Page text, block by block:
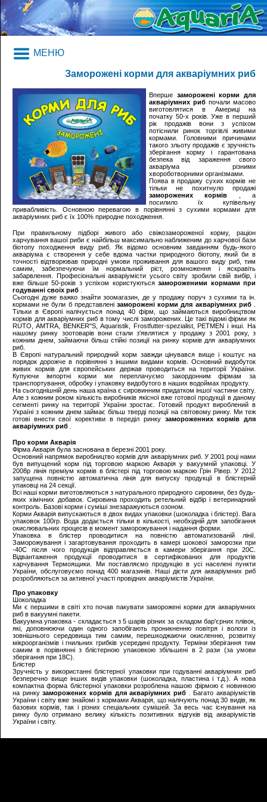
МЕНЮ
Заморожені корми для акваріумних риб
Вперше заморожені корми для
акваріумних риб почали масово
виготовлятися в Америці на
початку 50-х років. Уже в перший
рік продажів вони з успіхом
потіснили ринок торгівлі живими
кормами. Головними причинами
такого зльоту продажів є зручність
зберігання корму і гарантована
безпека від зараження свого
акваріума різними
хвороботворними організмами.
Поява в продажу сухих кормів не
тільки не похитнуло продажі
заморожених кормів
, а
посилило їх купівельну
привабливість. Основною перевагою в порівнянні з сухими кормами для
акваріумних риб є їх 100% природне походження.
При правильному підборі живого або свіжозамороженої корму, раціон
харчування вашої риби є найбільш максимально наближеним до харчової бази
біотопу походження виду риб. Як відомо основним завданням будь-якого
акваріума є створення у себе вдома частки природного біотопу, який би в
точності відтворював природні умови проживання для вашого виду риб, тим
самим, забезпечуючи їм нормальний ріст, розмноження і яскравіть
забарвлення. Професіональні акваріумісти усього світу зробили свій вибір, і
вже більше 50-років з успіхом користуються замороженими кормами при
годуванні своїх риб .
Сьогодні дуже важко знайти зоомагазин, де у продажу поруч з сухими та ін.
кормами не були б представлені заморожені корми для акваріумних риб .
Тільки в Європі налічується понад 40 фірм, що займаються виробництвом
кормів для акваріумних риб в тому числі заморожених. Це такі відомі фірми як
RUTO, AMTRA, BENKER"S, Aquaristik, Frostfutter-spezialist, PETMEN і інші. На
нашому ринку зоотоварів вони стали з'являтися у продажу з 2001 року, з
кожним днем, займаючи більш стійкі позиції на ринку кормів для акваріумних
риб.
В Європі натуральний природний корм завжди цінувався вище і коштує на
порядок дорожче в порівнянні з іншими видами кормів. Основний видобуток
живих кормів для європейських держав проводиться на території України.
Купуючи імпортні корми ми переплачуємо закордонним фірмам за
транспортування, обробку і упаковку видобутого в наших водоймах продукту.
На сьогоднішній день наша країна є сировинним придатком іншої частини світу.
Але з кожним роком кількість виробників якісної вже готової продукції в даному
сегменті ринку на території України зростає. Готовий продукт вироблений в
Україні з кожним днем займає більш тверді позиції на світовому ринку. Ми теж
готові внести свої корективи в переділ ринку замороженних кормів для
акваріумних риб .
Про корми Акварія
Фірма Акварія була заснована в березні 2001 року.
Основний напрямок виробництво кормів для акваріумних риб. У 2001 році нами
був випущений корм під торговою маркою Акварія у вакуумній упаковці. У
2008р лінія преміум кормів в блістері під торговою маркою Грін Рівер. У 2012
запущена повністю автоматична лінія для випуску продукції в блістерній
упаковці на 24 секції.
Всі наші корми виготовляються з натурального природного сировини, без будь-
яких хімічних добавок. Сировина проходить ретельний відбір і ветеринарний
контроль. Базові корми і суміші знезаражуються озоном.
Корми Акварія випускаються в двох видах упаковки (шоколадка і блістер). Вага
упаковок 100гр. Вода додається тільки в кількості, необхідній для запобігання
окислювальних процесів в момент заморожування і надання форми.
Упаковка в блістер проводитися на повністю автоматизованій лінії.
Заморожування і загартовування проходить в камері шокової заморозки при
-40С після чого продукція відправляється в камери зберігання при 20С.
Відвантаження продукції проводитися в сертифікованих для продуктів
харчування Термоящики. Ми поставляємо продукцію в усі населені пункти
України, обслуговуємо понад 400 магазинів. Наші дієти для акваріумних риб
розробляються за активної участі провідних акваріумістів України.
Про упаковку
Шоколадка
Ми є першими в світі хто почав пакувати заморожені корми для акваріумних
риб в вакуумні пакети.
Вакуумна упаковка - складається з 5 шарів різних за складом бар'єрних плівок,
які, доповнюючи один одного запобігають проникненню повітря і вологи із
зовнішнього середовища тим самим, перешкоджаючи окисленню, розвитку
мікроорганізмів і гнильних грибків усередині продукту. Терміни зберігання тим
самим в порівнянні з блістерною упаковкою збільшені в 2 рази (за умови
зберігання при 18С).
Блістер
Зручність у використанні блістерної упаковки при годуванні акваріумних риб
безперечно вище інших видів упаковки (шоколадка, пластина і т.д.). А нова
компактна форма блістерної упаковки розроблена нашою фірмою є новинкою
на ринкузаморожених кормів для акваріумних риб . Багато акваріумістів
України і світу вже знайомі з кормами Акварія, що налічують понад 30 видів, як
базових кормів, так і різних спеціальних сумішей. За весь час існування на
ринку було отримано велику кількість позитивних відгуків від акваріумістів
України і світу.